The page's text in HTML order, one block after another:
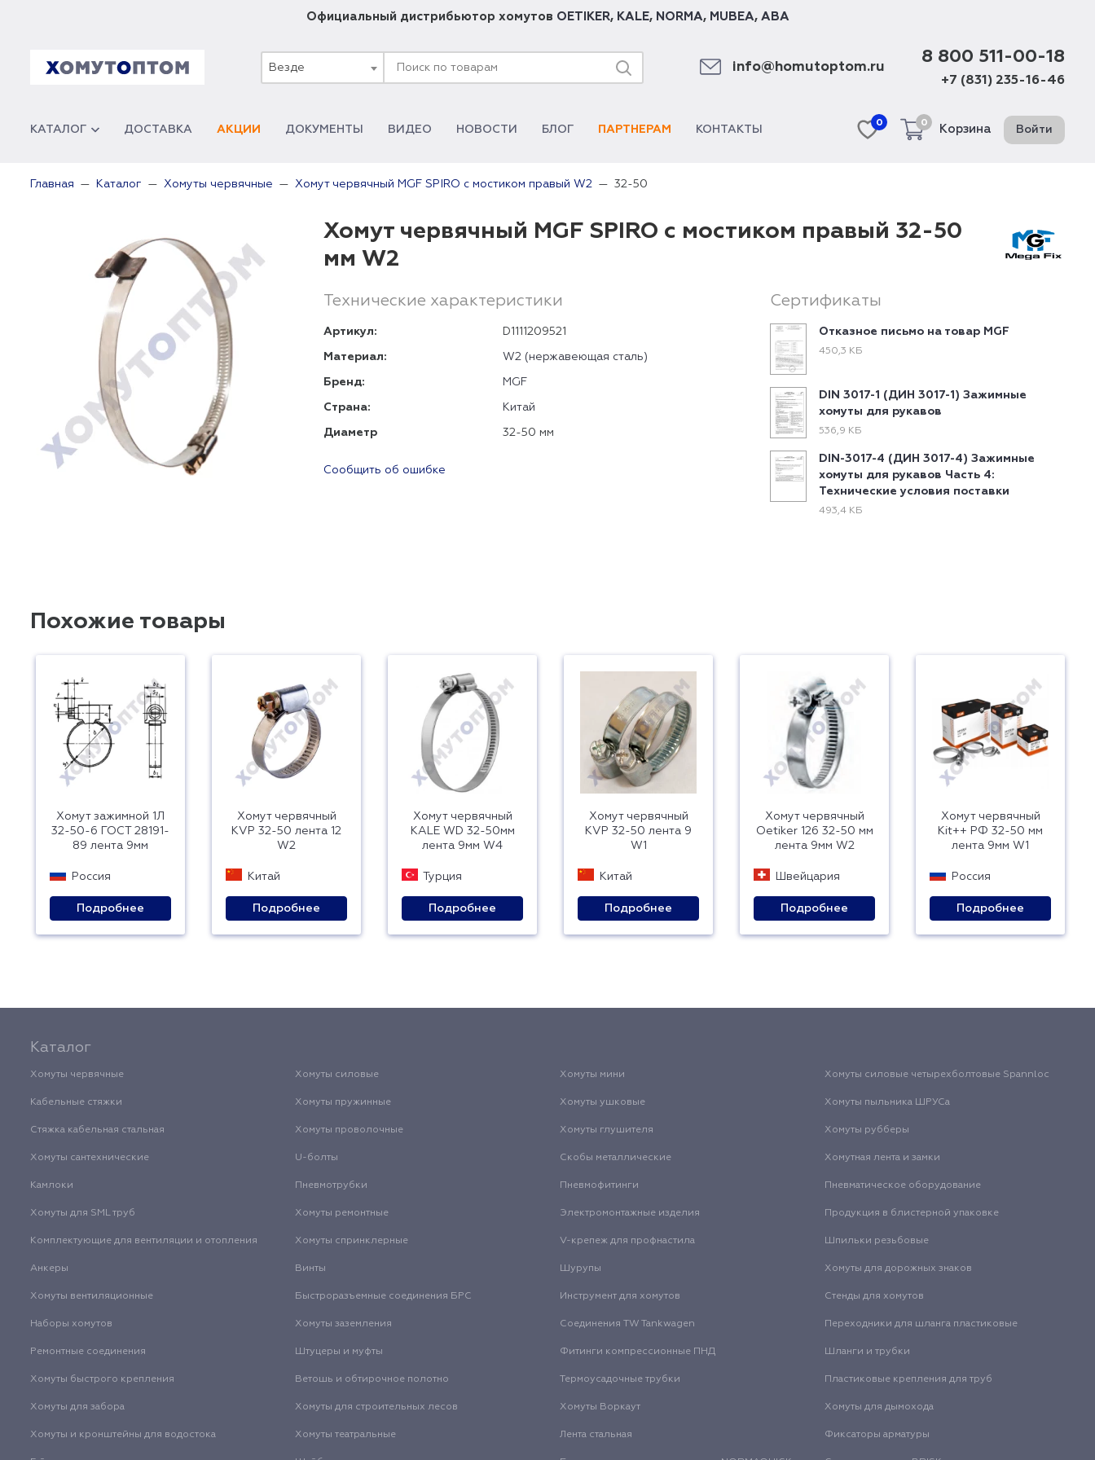
Официальный дистрибьютор хомутов OETIKER, KALE, NORMA, MUBEA, ABA
Везде info@homutoptom.ru
8 800 511-00-18
+7 (831) 235-16-46
КАТАЛОГ ДОСТАВКА АКЦИИ ДОКУМЕНТЫ ВИДЕО НОВОСТИ БЛОГ ПАРТНЕРАМ КОНТАКТЫ
0 0
Корзина Войти
Главная Каталог Хомуты червячные Хомут червячный MGF SPIRO с мостиком правый W2 32-50
Хомут червячный MGF SPIRO с мостиком правый 32-50
мм W2
Технические характеристики
Артикул: D1111209521
Материал: W2 (нержавеющая сталь)
Бренд: MGF
Страна: Китай
Диаметр 32-50 мм
Сообщить об ошибке
Сертификаты
Отказное письмо на товар MGF
450,3 КБ
DIN 3017-1 (ДИН 3017-1) Зажимные
хомуты для рукавов
536,9 КБ
DIN-3017-4 (ДИН 3017-4) Зажимные
хомуты для рукавов Часть 4:
Технические условия поставки
493,4 КБ
Похожие товары
Хомут зажимной 1Л
32-50-6 ГОСТ 28191-
89 лента 9мм
Россия
Подробнее
Хомут червячный
KVP 32-50 лента 12
W2
Китай
Подробнее
Хомут червячный
KALE WD 32-50мм
лента 9мм W4
Турция
Подробнее
Хомут червячный
KVP 32-50 лента 9
W1
Китай
Подробнее
Хомут червячный
Oetiker 126 32-50 мм
лента 9мм W2
Швейцария
Подробнее
Хомут червячный
Kit++ РФ 32-50 мм
лента 9мм W1
Россия
Подробнее
Каталог
Хомуты червячные Хомуты силовые Хомуты мини Хомуты силовые четырехболтовые Spannloc
Кабельные стяжки Хомуты пружинные Хомуты ушковые Хомуты пыльника ШРУСа
Стяжка кабельная стальная Хомуты проволочные Хомуты глушителя Хомуты рубберы
Хомуты сантехнические U-болты Скобы металлические Хомутная лента и замки
Камлоки Пневмотрубки Пневмофитинги Пневматическое оборудование
Хомуты для SML труб Хомуты ремонтные Электромонтажные изделия Продукция в блистерной упаковке
Комплектующие для вентиляции и отопления Хомуты спринклерные V-крепеж для профнастила Шпильки резьбовые
Анкеры Винты Шурупы Хомуты для дорожных знаков
Хомуты вентиляционные Быстроразъемные соединения БРС Инструмент для хомутов Стенды для хомутов
Наборы хомутов Хомуты заземления Соединения TW Tankwagen Переходники для шланга пластиковые
Ремонтные соединения Штуцеры и муфты Фитинги компрессионные ПНД Шланги и трубки
Хомуты быстрого крепления Ветошь и обтирочное полотно Термоусадочные трубки Пластиковые крепления для труб
Хомуты для забора Хомуты для строительных лесов Хомуты Воркаут Хомуты для дымохода
Хомуты и кронштейны для водостока Хомуты театральные Лента стальная Фиксаторы арматуры